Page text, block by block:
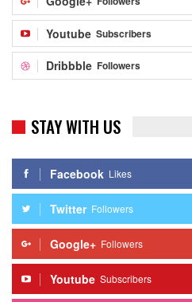
Youtube Subscribers
Dribbble Followers
STAY WITH US
Facebook Likes
Twitter Followers
Google+ Followers
Youtube Subscribers